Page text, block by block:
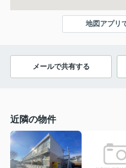
地図アプリ
メールで共有する
近隣の物件